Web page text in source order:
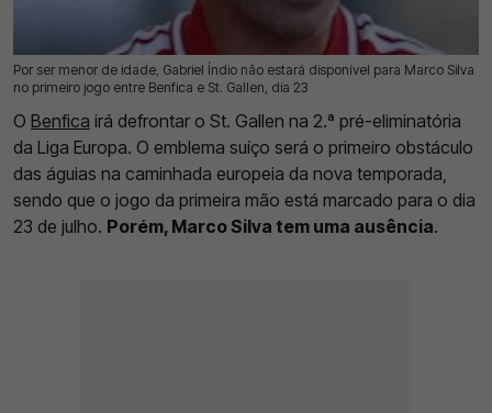
Por ser menor de idade, Gabriel Índio não estará disponível para Marco Silva
no primeiro jogo entre Benfica e St. Gallen, dia 23
16 Jul 2026 | 15:38 | 0
O Benfica irá defrontar o St. Gallen na 2.ª pré-eliminatória
da Liga Europa. O emblema suíço será o primeiro obstáculo
das águias na caminhada europeia da nova temporada,
sendo que o jogo da primeira mão está marcado para o dia
23 de julho. Porém, Marco Silva tem uma ausência.